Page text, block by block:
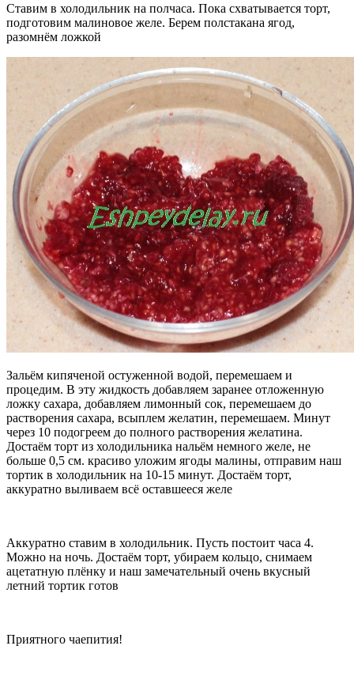
Ставим в холодильник на полчаса. Пока схватывается торт,
подготовим малиновое желе. Берем полстакана ягод,
разомнём ложкой
Зальём кипяченой остуженной водой, перемешаем и
процедим. В эту жидкость добавляем заранее отложенную
ложку сахара, добавляем лимонный сок, перемешаем до
растворения сахара, всыплем желатин, перемешаем. Минут
через 10 подогреем до полного растворения желатина.
Достаём торт из холодильника нальём немного желе, не
больше 0,5 см. красиво уложим ягоды малины, отправим наш
тортик в холодильник на 10-15 минут. Достаём торт,
аккуратно выливаем всё оставшееся желе
Аккуратно ставим в холодильник. Пусть постоит часа 4.
Можно на ночь. Достаём торт, убираем кольцо, снимаем
ацетатную плёнку и наш замечательный очень вкусный
летний тортик готов
Приятного чаепития!